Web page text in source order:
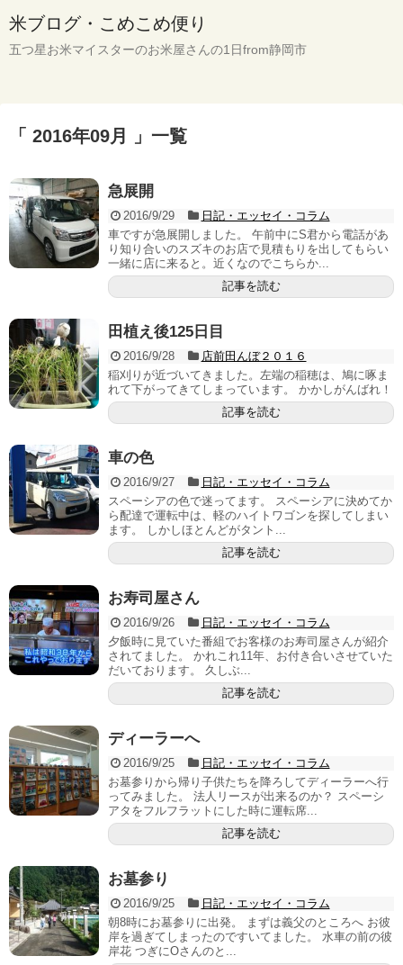
米ブログ・こめこめ便り
五つ星お米マイスターのお米屋さんの1日from静岡市
「 2016年09月 」一覧
急展開
2016/9/29
日記・エッセイ・コラム
車ですが急展開しました。 午前中にS君から電話があ
り知り合いのスズキのお店で見積もりを出してもらい
一緒に店に来ると。近くなのでこちらか...
記事を読む
田植え後125日目
2016/9/28
店前田んぼ２０１６
稲刈りが近づいてきました。左端の稲穂は、鳩に啄ま
れて下がってきてしまっています。 かかしがんばれ！
記事を読む
車の色
2016/9/27
日記・エッセイ・コラム
スペーシアの色で迷ってます。 スペーシアに決めてか
ら配達で運転中は、軽のハイトワゴンを探してしまい
ます。 しかしほとんどがタント...
記事を読む
お寿司屋さん
2016/9/26
日記・エッセイ・コラム
夕飯時に見ていた番組でお客様のお寿司屋さんが紹介
されてました。 かれこれ11年、お付き合いさせていた
だいております。 久しぶ...
記事を読む
ディーラーへ
2016/9/25
日記・エッセイ・コラム
お墓参りから帰り子供たちを降ろしてディーラーへ行
ってみました。 法人リースが出来るのか？ スペーシ
アタをフルフラットにした時に運転席...
記事を読む
お墓参り
2016/9/25
日記・エッセイ・コラム
朝8時にお墓参りに出発。 まずは義父のところへ お彼
岸を過ぎてしまったのですいてました。 水車の前の彼
岸花 つぎにOさんのと...